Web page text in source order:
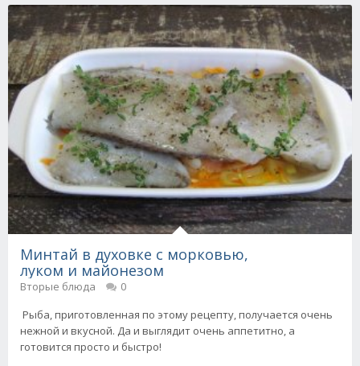
Минтай в духовке с морковью,
луком и майонезом
Вторые блюда
0
Рыба, приготовленная по этому рецепту, получается очень
нежной и вкусной. Да и выглядит очень аппетитно, а
готовится просто и быстро!